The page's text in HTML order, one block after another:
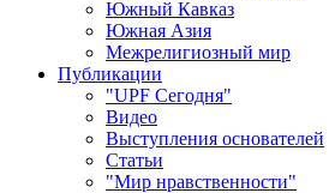
Южный Кавказ
Южная Азия
Межрелигиозный мир
Публикации
"UPF Сегодня"
Видео
Выступления основателей
Статьи
"Мир нравственности"